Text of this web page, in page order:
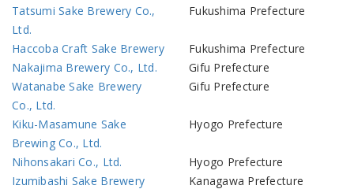
Tatsumi Sake Brewery Co.,
Ltd.
Fukushima Prefecture
Haccoba Craft Sake Brewery
Fukushima Prefecture
Nakajima Brewery Co., Ltd.
Gifu Prefecture
Watanabe Sake Brewery
Co., Ltd.
Gifu Prefecture
Kiku-Masamune Sake
Brewing Co., Ltd.
Hyogo Prefecture
Nihonsakari Co., Ltd.
Hyogo Prefecture
Izumibashi Sake Brewery
Kanagawa Prefecture